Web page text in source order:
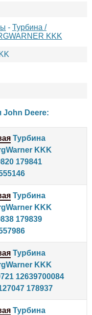
- Турбина /
KKK
John Deere:
Турбина
KKK
179841
Турбина
KKK
179839
Турбина
KKK
12639700084
178937
Турбина